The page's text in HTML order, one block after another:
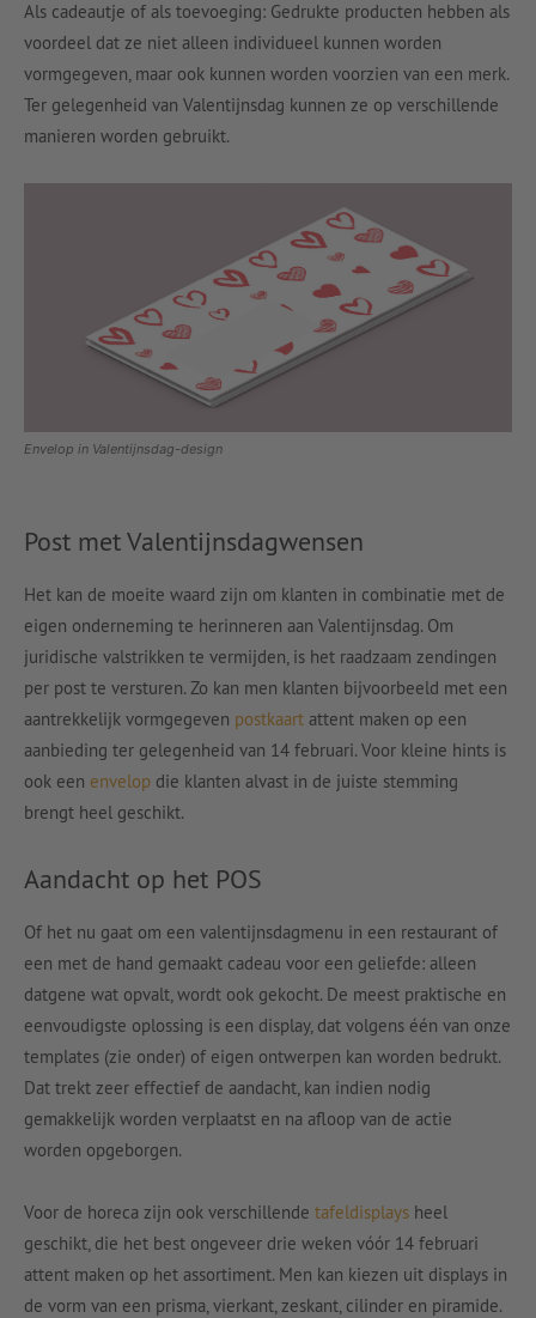
Als cadeautje of als toevoeging: Gedrukte producten hebben als
voordeel dat ze niet alleen individueel kunnen worden
vormgegeven, maar ook kunnen worden voorzien van een merk.
Ter gelegenheid van Valentijnsdag kunnen ze op verschillende
manieren worden gebruikt.
Envelop in Valentijnsdag-design
Post met Valentijnsdagwensen
Het kan de moeite waard zijn om klanten in combinatie met de
eigen onderneming te herinneren aan Valentijnsdag. Om
juridische valstrikken te vermijden, is het raadzaam zendingen
per post te versturen. Zo kan men klanten bijvoorbeeld met een
aantrekkelijk vormgegeven postkaart attent maken op een
aanbieding ter gelegenheid van 14 februari. Voor kleine hints is
ook een envelop die klanten alvast in de juiste stemming
brengt heel geschikt.
Aandacht op het POS
Of het nu gaat om een valentijnsdagmenu in een restaurant of
een met de hand gemaakt cadeau voor een geliefde: alleen
datgene wat opvalt, wordt ook gekocht. De meest praktische en
eenvoudigste oplossing is een display, dat volgens één van onze
templates (zie onder) of eigen ontwerpen kan worden bedrukt.
Dat trekt zeer effectief de aandacht, kan indien nodig
gemakkelijk worden verplaatst en na afloop van de actie
worden opgeborgen.
Voor de horeca zijn ook verschillende tafeldisplays heel
geschikt, die het best ongeveer drie weken vóór 14 februari
attent maken op het assortiment. Men kan kiezen uit displays in
de vorm van een prisma, vierkant, zeskant, cilinder en piramide.